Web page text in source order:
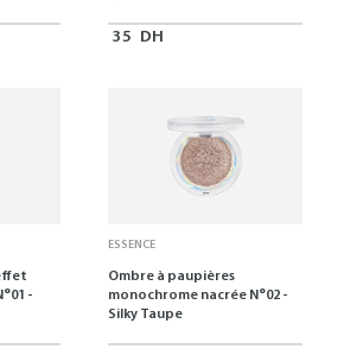
35 DH
-
ESSENCE
Ombre à paupières
monochrome nacrée N°02 -
Silky Taupe